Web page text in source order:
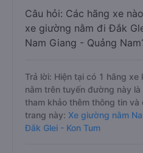
Câu hỏi: Các hãng xe
xe giường nằm đi Đắk
Nam Giang - Quảng
Trả lời: Hiện tại có 1 hãng
nằm trên tuyến đường này
tham khảo thêm thông tin
trang này: Xe giường nằm
Đắk Glei - Kon Tum